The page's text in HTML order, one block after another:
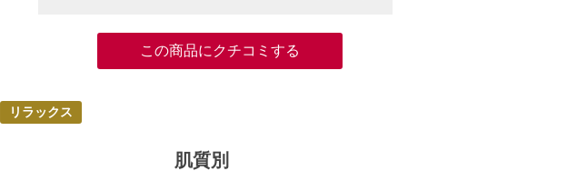
この商品にクチコミする
リラックス
肌質別